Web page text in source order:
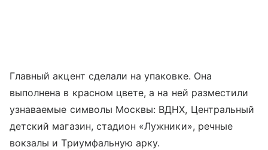
Главный акцент сделали на упаковке. Она
выполнена в красном цвете, а на ней разместили
узнаваемые символы Москвы: ВДНХ, Центральный
детский магазин, стадион «Лужники», речные
вокзалы и Триумфальную арку.